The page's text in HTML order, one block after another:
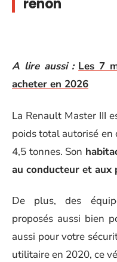
renon
A lire aussi : Les 7
acheter en 2026
La Renault Master III
poids total autorisé en
4,5 tonnes. Son
au conducteur et aux
De plus, des
proposés aussi bien
aussi pour votre
utilitaire en 2020, ce